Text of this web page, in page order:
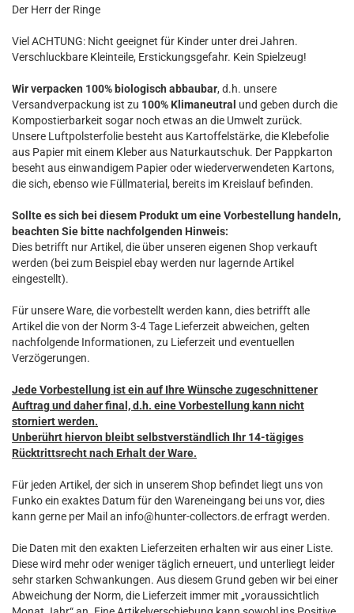
Der Herr der Ringe
Viel ACHTUNG: Nicht geeignet für Kinder unter drei Jahren.
Verschluckbare Kleinteile, Erstickungsgefahr. Kein Spielzeug!
Wir verpacken 100% biologisch abbaubar, d.h. unsere
Versandverpackung ist zu 100% Klimaneutral und geben durch die
Kompostierbarkeit sogar noch etwas an die Umwelt zurück.
Unsere Luftpolsterfolie besteht aus Kartoffelstärke, die Klebefolie
aus Papier mit einem Kleber aus Naturkautschuk. Der Pappkarton
beseht aus einwandigem Papier oder wiederverwendeten Kartons,
die sich, ebenso wie Füllmaterial, bereits im Kreislauf befinden.
Sollte es sich bei diesem Produkt um eine Vorbestellung handeln,
beachten Sie bitte nachfolgenden Hinweis:
Dies betrifft nur Artikel, die über unseren eigenen Shop verkauft
werden (bei zum Beispiel ebay werden nur lagernde Artikel
eingestellt).
Für unsere Ware, die vorbestellt werden kann, dies betrifft alle
Artikel die von der Norm 3-4 Tage Lieferzeit abweichen, gelten
nachfolgende Informationen, zu Lieferzeit und eventuellen
Verzögerungen.
Jede Vorbestellung ist ein auf Ihre Wünsche zugeschnittener
Auftrag und daher final, d.h. eine Vorbestellung kann nicht
storniert werden.
Unberührt hiervon bleibt selbstverständlich Ihr 14-tägiges
Rücktrittsrecht nach Erhalt der Ware.
Für jeden Artikel, der sich in unserem Shop befindet liegt uns von
Funko ein exaktes Datum für den Wareneingang bei uns vor, dies
kann gerne per Mail an info@hunter-collectors.de erfragt werden.
Die Daten mit den exakten Lieferzeiten erhalten wir aus einer Liste.
Diese wird mehr oder weniger täglich erneuert, und unterliegt leider
sehr starken Schwankungen. Aus diesem Grund geben wir bei einer
Abweichung der Norm, die Lieferzeit immer mit „voraussichtlich